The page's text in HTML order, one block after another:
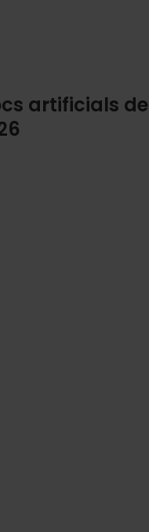
artificials de